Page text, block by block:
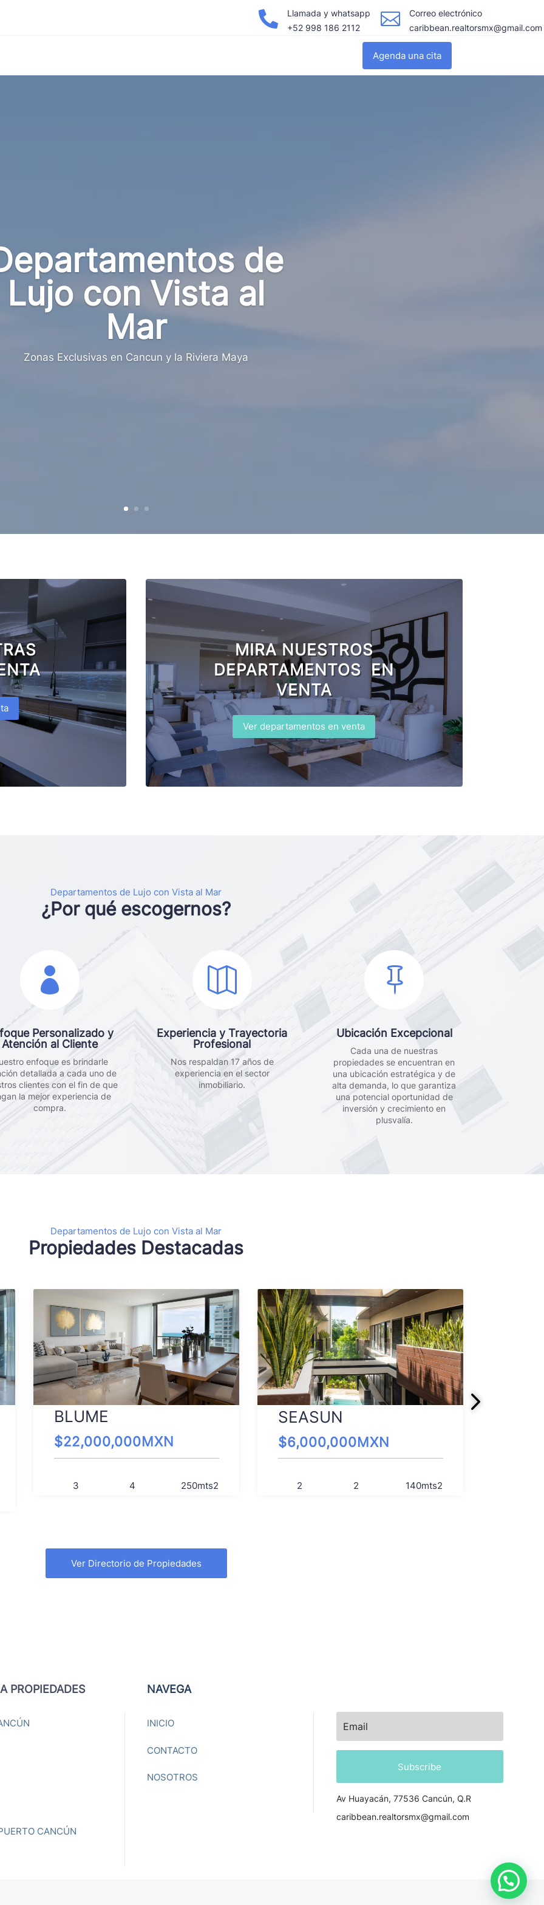

Llamada y whatsapp
+52 998 186 2112

Correo electrónico
caribbean.realtorsmx@gmail.com
Agenda una cita
de
Lujo con Vista al
Mar
Zonas Exclusivas en Cancun y la Riviera Maya
MIRA NUESTROS
DEPARTAMENTOS EN
VENTA
Ver departamentos en venta
Departamentos de Lujo con Vista al Mar
¿Por qué escogernos?

Personalizado y
Atención al Cliente
enfoque es brindarle
detallada a cada uno de
clientes con el fin de que
la mejor experiencia de
compra.

Experiencia y Trayectoria
Profesional
Nos respaldan 17 años de
experiencia en el sector
inmobiliario.

Ubicación Excepcional
Cada una de nuestras
propiedades se encuentran en
una ubicación estratégica y de
alta demanda, lo que garantiza
una potencial oportunidad de
inversión y crecimiento en
plusvalía.
Departamentos de Lujo con Vista al Mar
Propiedades Destacadas
BLUME
$22,000,000MXN
3 4 250mts2
SEASUN
$6,000,000MXN
2 2 140mts2
Ver Directorio de Propiedades
PROPIEDADES
CANCÚN
NAVEGA
INICIO
CONTACTO
NOSOTROS
Subscribe
Av Huayacán, 77536 Cancún, Q.R
caribbean.realtorsmx@gmail.com